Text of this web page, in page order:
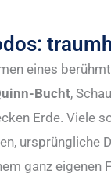
eines
Bucht,
Erde. Viele
ursprüngliche
ganz eigenen